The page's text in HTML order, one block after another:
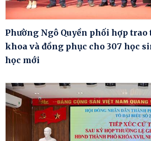
Phường Ngô Quyền phối hợp trao
khoa và đồng phục cho 307 học
học mới